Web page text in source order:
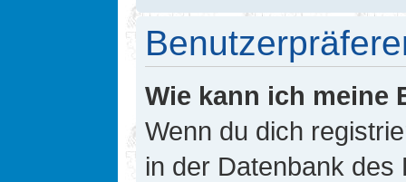
Wie kann ich meine
Wenn du dich
in der Datenbank